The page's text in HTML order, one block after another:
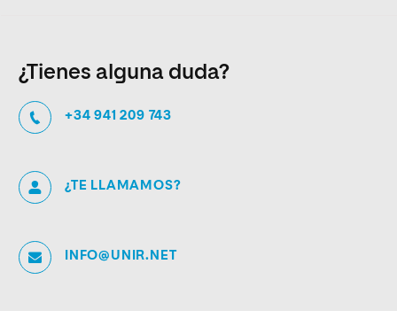
¿Tienes alguna duda?
+34 941 209 743
¿TE LLAMAMOS?
INFO@UNIR.NET